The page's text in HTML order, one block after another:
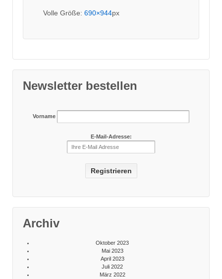
Volle Größe: 690×944px
Newsletter bestellen
Vorname
E-Mail-Adresse:
Archiv
Oktober 2023
Mai 2023
April 2023
Juli 2022
März 2022